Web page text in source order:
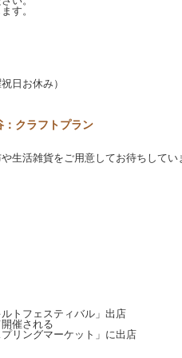
す。
日お休み）
クラフトプラン
生活雑貨をご用意してお待ちしてい
トフェスティバル」出店
催される
リングマーケット」に出店